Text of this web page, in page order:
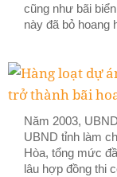
cũng như bãi
này đã bỏ hoang
Năm 2003,
UBND tỉnh làm
Hòa, tổng mức
lâu hợp đồng thi